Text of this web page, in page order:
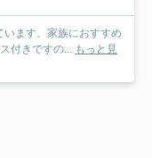
ます。家族におすすめ
付きですの... もっと見